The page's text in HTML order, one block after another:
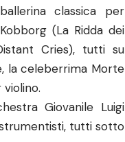
classica per
(La Ridda dei
Cries), tutti su
la celeberrima Morte
Giovanile Luigi
tutti sotto